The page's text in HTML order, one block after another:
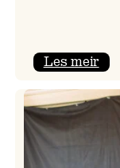
Les meir: